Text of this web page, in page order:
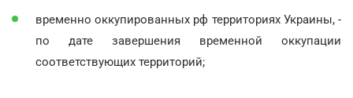
временно оккупированных рф территориях Украины, -
по дате завершения временной оккупации
соответствующих территорий;